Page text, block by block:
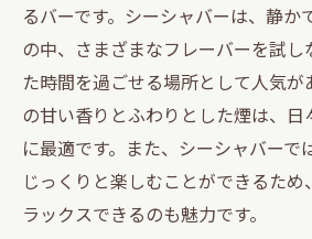
るバーです。シーシャバーは、静か
の中、さまざまなフレーバーを試し
た時間を過ごせる場所として人気が
の甘い香りとふわりとした煙は、日
に最適です。また、シーシャバーで
じっくりと楽しむことができるため
ラックスできるのも魅力です。